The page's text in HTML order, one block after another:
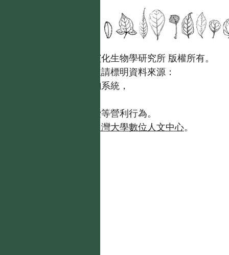
國立台灣大學生態學與演化生物學研究所 版權所有。
歡迎引用本網站資料，並請標明資料來源：
【台灣植物資訊整合查詢系統，
且不得有收取資料查詢費等營利行為。
台灣大學數位人文中心。